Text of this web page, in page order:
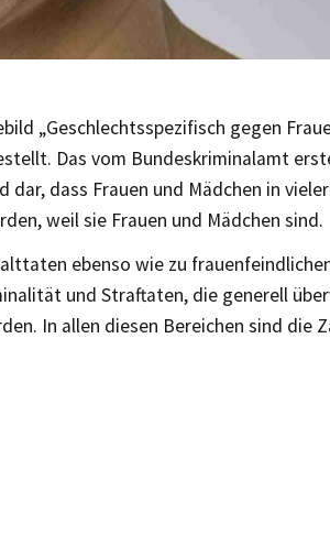
„Geschlechtsspezifisch gegen
Das vom Bundeskriminalamt
dar, dass Frauen und Mädchen in
weil sie Frauen und Mädchen sind.
ebenso wie zu
und Straftaten, die generell
In allen diesen Bereichen sind die